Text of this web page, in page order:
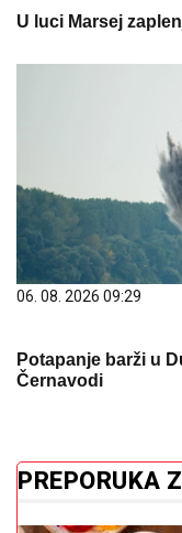
U luci Marsej
06. 08. 2026 09:29
Potapanje barži u
Černavodi
PREPORUKA